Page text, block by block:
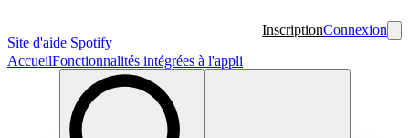
Site d'aide Spotify
InscriptionConnexion
AccueilFonctionnalités intégrées à l'appli